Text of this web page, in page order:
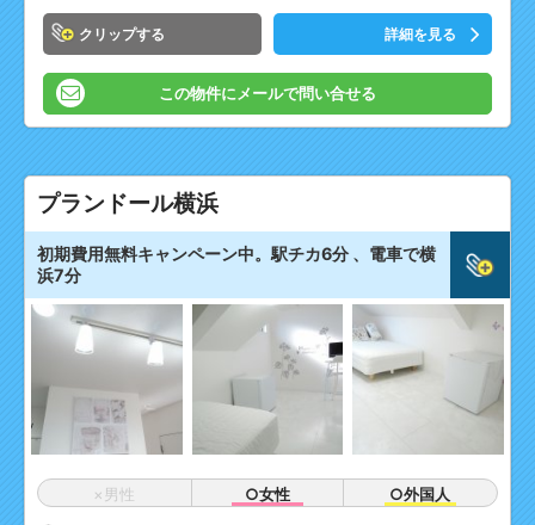
クリップ 詳細を見る
この物件にメールで問い合せる
プランドール横浜
初期費用無料キャンペーン中。駅チカ6分 、電車で横
浜7分
×男性 ○女性 ○外国人